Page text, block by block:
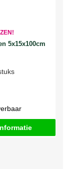
5x15x100cm